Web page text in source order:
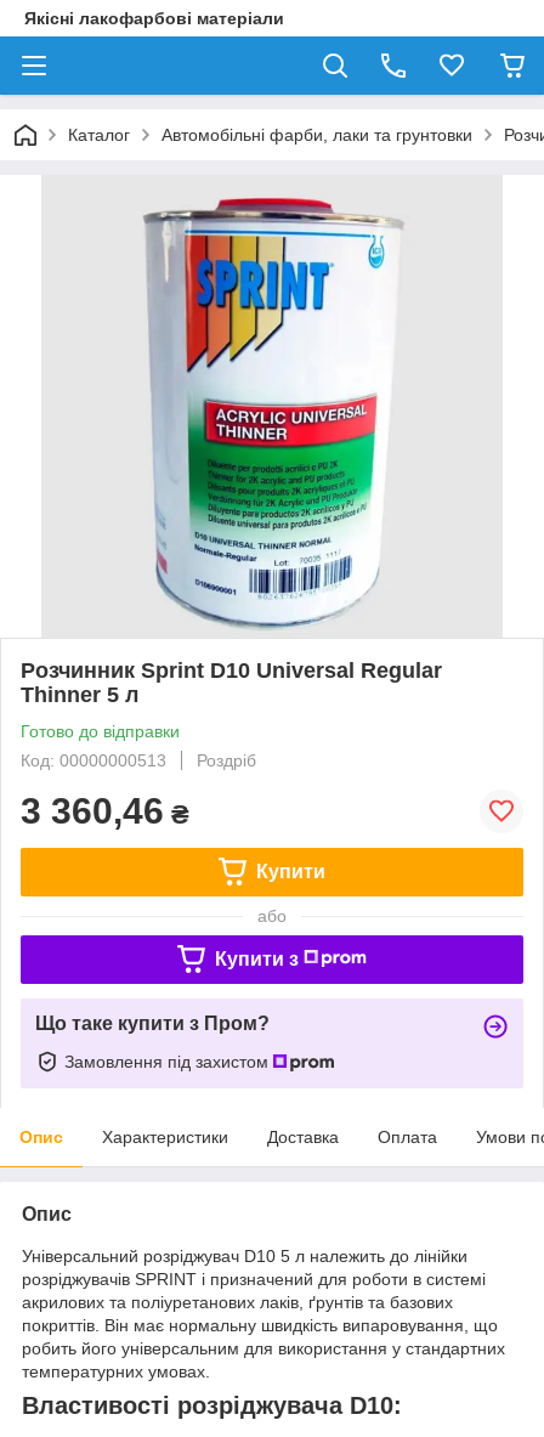
Якісні лакофарбові матеріали
Каталог Автомобільні фарби, лаки та грунтовки
Розчинник Sprint D10 Universal Regular
Thinner 5 л
Готово до відправки
Код: 00000000513
Роздріб
3 360,46 ₴
Купити
або
Купити з
Що таке купити з Пром?
Замовлення під захистом
Опис Характеристики Доставка Оплата Умови
Опис
Універсальний розріджувач D10 5 л належить до лінійки
розріджувачів SPRINT і призначений для роботи в системі
акрилових та поліуретанових лаків, ґрунтів та базових
покриттів. Він має нормальну швидкість випаровування, що
робить його універсальним для використання у стандартних
температурних умовах.
Властивості розріджувача D10: